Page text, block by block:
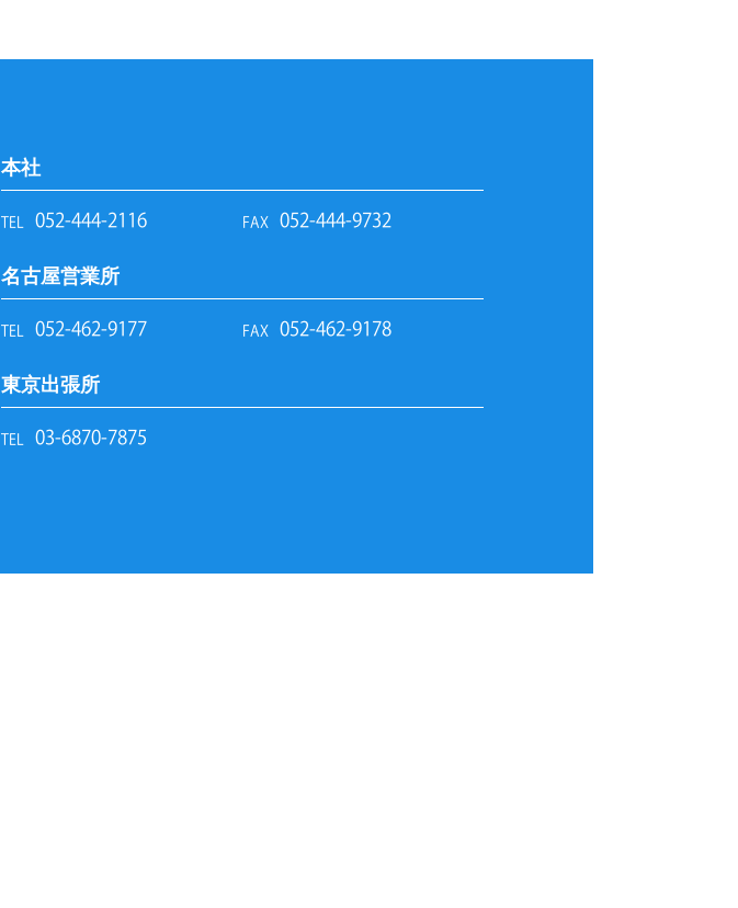
本社
TEL 052-444-2116 FAX 052-444-9732
名古屋営業所
TEL 052-462-9177 FAX 052-462-9178
東京出張所
TEL 03-6870-7875